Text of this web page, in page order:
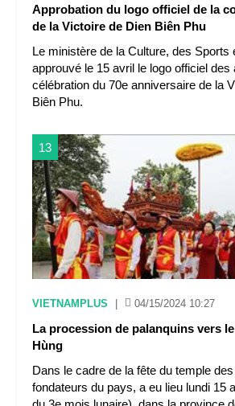
Approbation du logo officiel de la
de la Victoire de Dien Biên Phu
Le ministère de la Culture, des Sports
approuvé le 15 avril le logo officiel des
célébration du 70e anniversaire de la
Biên Phu.
13
VIETNAMPLUS 04/15/2024 10:27
La procession de palanquins vers
Hùng
Dans le cadre de la fête du temple
fondateurs du pays, a eu lieu lundi 15